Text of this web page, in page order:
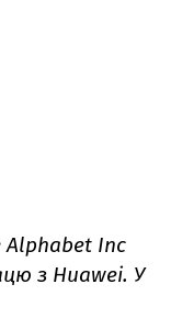
Alphabet Inc
з Huawei. У